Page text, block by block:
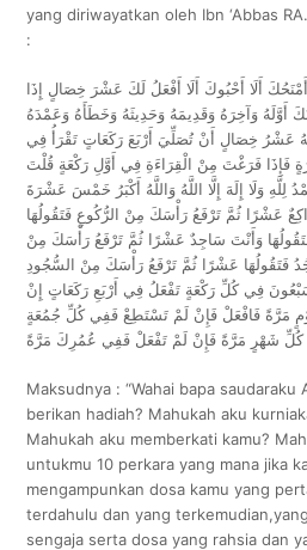
yang diriwayatkan oleh Ibn ‘Abbas
:
أَلَا أَحْبُوكَ أَلَا أَفْعَلُ لَكَ عَشْرَ خِصَالٍ إِذَا
أَوَّلَهُ وَآخِرَهُ وَقَدِيمَهُ وَحَدِيثَهُ وَخَطَأَهُ وَعَمْدَهُ
عَشْرُ خِصَالٍ أَنْ تُصَلِّيَ أَرْبَعَ رَكَعَاتٍ تَقْرَأُ فِي
فَإِذَا فَرَغْتَ مِنْ الْقِرَاءَةِ فِي أَوَّلِ رَكْعَةٍ قُلْتَ
لِلَّهِ وَلَا إِلَهَ إِلَّا اللَّهُ وَاللَّهُ أَكْبَرُ خَمْسَ عَشْرَةَ
عَشْرًا ثُمَّ تَرْفَعُ رَأْسَكَ مِنْ الرُّكُوعِ فَتَقُولُهَا
وَأَنْتَ سَاجِدٌ عَشْرًا ثُمَّ تَرْفَعُ رَأْسَكَ مِنْ
فَتَقُولُهَا عَشْرًا ثُمَّ تَرْفَعُ رَأْسَكَ مِنْ السُّجُودِ
فِي كُلِّ رَكْعَةٍ تَفْعَلُ فِي أَرْبَعِ رَكَعَاتٍ إِنْ
مَرَّةً فَافْعَلْ فَإِنْ لَمْ تَسْتَطِعْ فَفِي كُلِّ جُمُعَةٍ
كُلِّ شَهْرٍ مَرَّةً فَإِنْ لَمْ تَفْعَلْ فَفِي عُمُرِكَ مَرَّةً
Maksudnya : “Wahai bapa saudaraku
berikan hadiah? Mahukah aku
Mahukah aku memberkati kamu?
untukmu 10 perkara yang mana jika
mengampunkan dosa kamu yang
terdahulu dan yang
sengaja serta dosa yang rahsia dan